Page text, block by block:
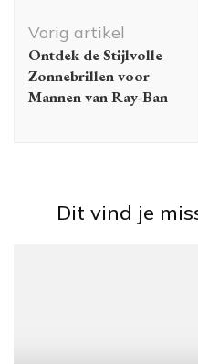
Vorig artikel
Ontdek de Stijlvolle
Zonnebrillen voor
Mannen van Ray-Ban
Dit vind je